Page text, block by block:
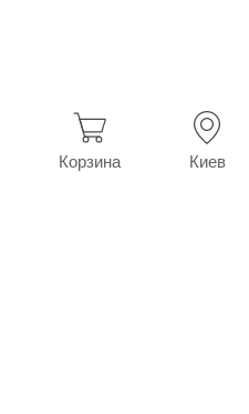
Корзина Киев